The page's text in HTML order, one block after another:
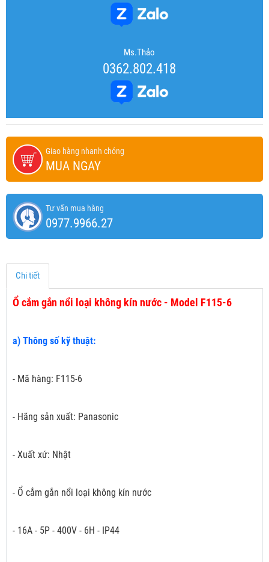
Ms.Thảo
0362.802.418
Giao hàng nhanh chóng
MUA NGAY
Tư vấn mua hàng
0977.9966.27
Chi tiết
Ổ cắm gắn nổi loại không kín nước - Model F115-6
a) Thông số kỹ thuật:
- Mã hàng: F115-6
- Hãng sản xuất: Panasonic
- Xuất xứ: Nhật
- Ổ cắm gắn nổi loại không kín nước
- 16A - 5P - 400V - 6H - IP44